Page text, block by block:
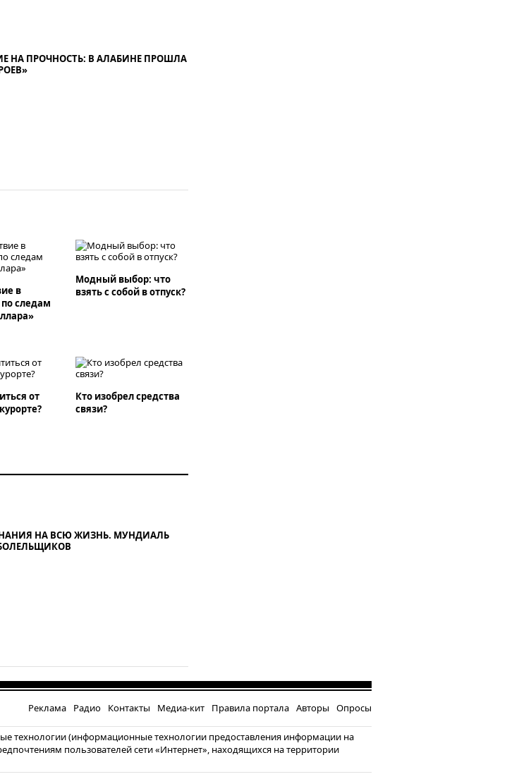
Хорватии
еще 75 украинских
беспилотников над Россией
вчера, 20:35Велосипедист
погиб при атаке FPV-дрона в
Белгородской области
вчера, 20:20Суд США
строительство бального зала в
Белом доме
вчера, 19:45ISU предоставил
нейтральный статус
вчера, 19:00Открытое горение
на складе в Брянске
вчера, 18:55Минобороны
отчиталось об ударах по двум
НА ПРОЧНОСТЬ: В АЛАБИНЕ ПРОШЛА
в
следам
Модный выбор: что
взять с собой в отпуск?
от
Кто изобрел средства
связи?
НА ВСЮ ЖИЗНЬ. МУНДИАЛЬ
Реклама Радио Контакты Медиа-кит Правила портала Авторы Опросы
технологии (информационные технологии предоставления информации на
пользователей сети «Интернет», находящихся на территории